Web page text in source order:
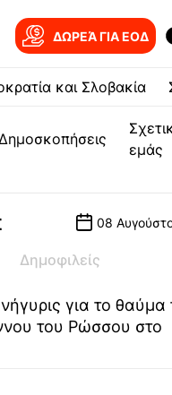
ΔΩΡΕΆ ΓΙΑ EOΔ
και Σλοβακία
εμάς
08
Δημοφιλείς
για το θαύμα
του Ρώσσου στο